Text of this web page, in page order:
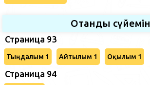
Отанды сүйемін
Страница 93
Тыңдалым 1 Айтылым 1 Оқылым 1
Страница 94